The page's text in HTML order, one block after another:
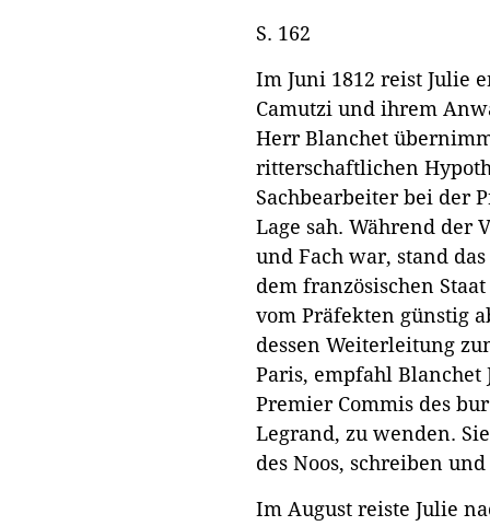
S. 162
Im Juni 1812 reist Julie
Camutzi und ihrem
Herr Blanchet
ritterschaftlichen
Sachbearbeiter bei der
Lage sah. Während der
und Fach war, stand
dem französischen
vom Präfekten günstig
dessen Weiterleitung
Paris, empfahl Blanchet
Premier Commis des
Legrand, zu wenden.
des Noos, schreiben
Im August reiste Julie